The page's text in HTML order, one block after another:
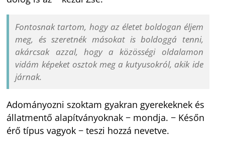
Fontosnak tartom, hogy az életet boldogan éljem
meg, és szeretnék másokat is boldoggá tenni,
akárcsak azzal, hogy a közösségi oldalamon
vidám képeket osztok meg a kutyusokról, akik ide
járnak.
Adományozni szoktam gyakran gyerekeknek és
állatmentő alapítványoknak − mondja. − Későn
érő típus vagyok − teszi hozzá nevetve.